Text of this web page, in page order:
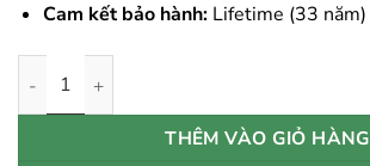
Cam kết bảo hành:Lifetime (33 năm)
THÊM VÀO GIỎ HÀNG